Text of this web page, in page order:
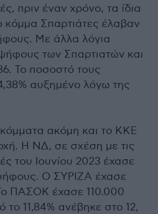
πριν έναν χρόνο, τα ίδια
κόμμα Σπαρτιάτες έλαβαν
Με άλλα λόγια
των Σπαρτιατών και
Το ποσοστό τους
αυξημένο λόγω της
ακόμη και το ΚΚΕ
Η ΝΔ, σε σχέση με τις
του Ιουνίου 2023 έχασε
Ο ΣΥΡΙΖΑ έχασε
ΠΑΣΟΚ έχασε 110.000
11,84% ανέβηκε στο 12,